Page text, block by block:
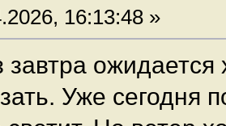
16:13:48 »
завтра
Уже сегодня